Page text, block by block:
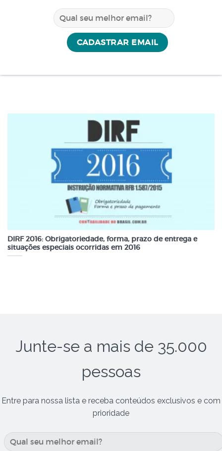
DIRF 2016: Obrigatoriedade, forma, prazo de entrega e
situações especiais ocorridas em 2016
Junte-se a mais de 35.000
pessoas
Entre para nossa lista e receba conteúdos exclusivos e com
prioridade